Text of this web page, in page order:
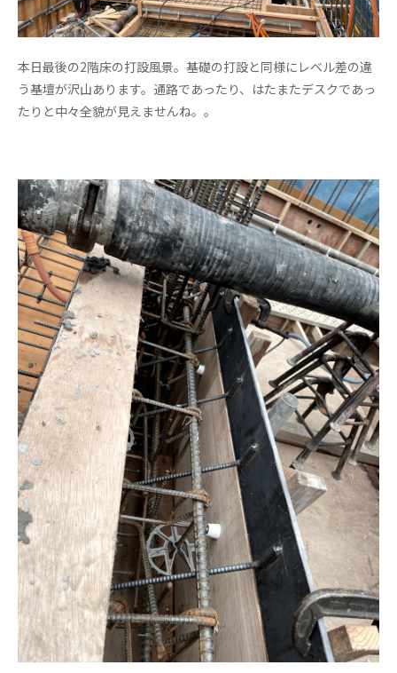
本日最後の2階床の打設風景。基礎の打設と同様にレベル差の違
う基壇が沢山あります。通路であったり、はたまたデスクであっ
たりと中々全貌が見えませんね。。